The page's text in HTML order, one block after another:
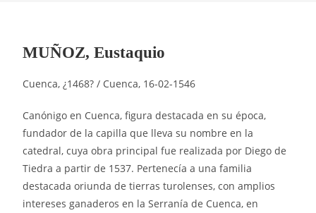
MUÑOZ, Eustaquio
Cuenca, ¿1468? / Cuenca, 16-02-1546
Canónigo en Cuenca, figura destacada en su época,
fundador de la capilla que lleva su nombre en la
catedral, cuya obra principal fue realizada por Diego de
Tiedra a partir de 1537. Pertenecía a una familia
destacada oriunda de tierras turolenses, con amplios
intereses ganaderos en la Serranía de Cuenca, en